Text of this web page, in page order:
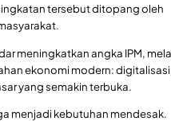
tersebut ditopang oleh
meningkatkan angka IPM,
ekonomi modern:
yang semakin terbuka.
menjadi kebutuhan mendesak.